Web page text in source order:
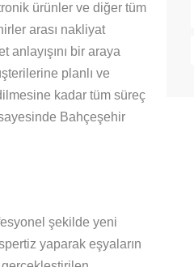
ürünler ve diğer tüm
arası nakliyat
bir araya
planlı ve
kadar tüm süreç
Bahçeşehir
şekilde yeni
yaparak eşyaların